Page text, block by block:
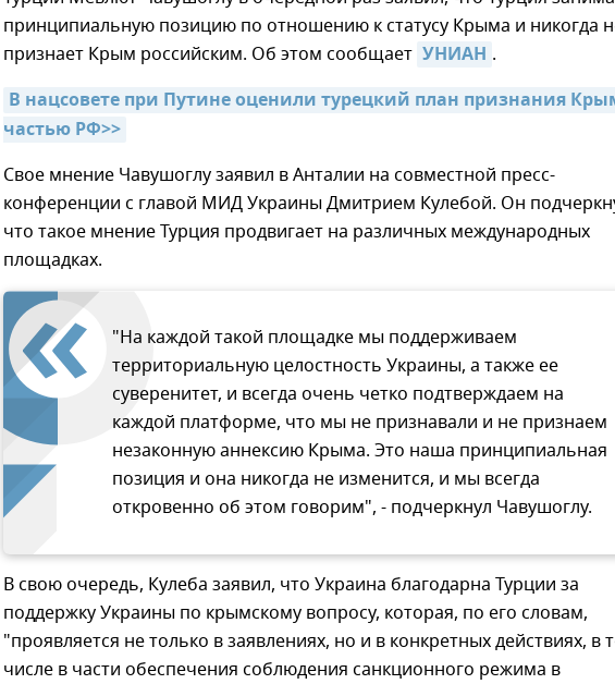
принципиальную позицию по отношению к статусу Крыма и никогда
признает Крым российским. Об этом сообщает УНИАН .
В нацсовете при Путине оценили турецкий план признания
частью РФ>>
Свое мнение Чавушоглу заявил в Анталии на совместной пресс-
конференции с главой МИД Украины Дмитрием Кулебой. Он
что такое мнение Турция продвигает на различных международных
площадках.
"На каждой такой площадке мы поддерживаем
территориальную целостность Украины, а также ее
суверенитет, и всегда очень четко подтверждаем на
каждой платформе, что мы не признавали и не признаем
незаконную аннексию Крыма. Это наша принципиальная
позиция и она никогда не изменится, и мы всегда
откровенно об этом говорим", - подчеркнул Чавушоглу.
В свою очередь, Кулеба заявил, что Украина благодарна Турции за
поддержку Украины по крымскому вопросу, которая, по его словам,
"проявляется не только в заявлениях, но и в конкретных действиях, в
числе в части обеспечения соблюдения санкционного режима в